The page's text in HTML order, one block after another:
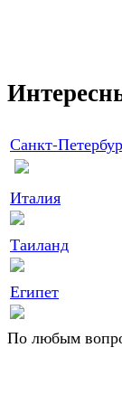
Санкт-
Италия
Таиланд
Египет
По любым